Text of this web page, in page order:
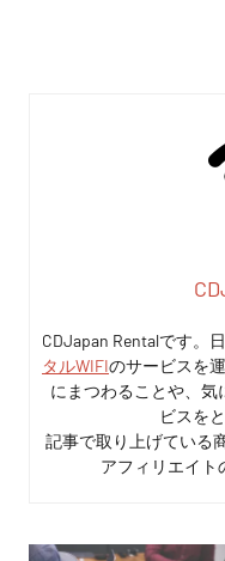
CDJapan Rentalです。
タルWIFIのサービスを
にまつわることや、気
ビスを
記事で取り上げている
アフィリエイト